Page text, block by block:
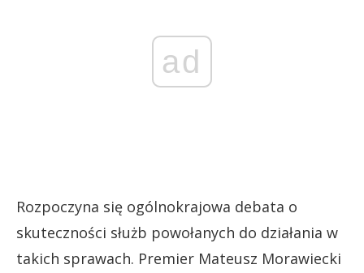
ad
Rozpoczyna się ogólnokrajowa debata o
skuteczności służb powołanych do działania w
takich sprawach. Premier Mateusz Morawiecki